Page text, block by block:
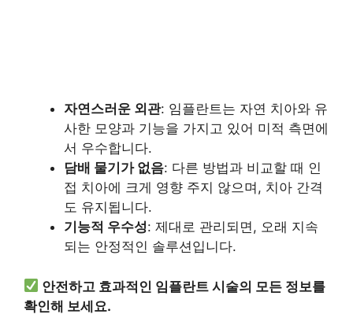
자연스러운 외관: 임플란트는 자연 치아와 유
사한 모양과 기능을 가지고 있어 미적 측면에
서 우수합니다.
담배 물기가 없음: 다른 방법과 비교할 때 인
접 치아에 크게 영향 주지 않으며, 치아 간격
도 유지됩니다.
기능적 우수성: 제대로 관리되면, 오래 지속
되는 안정적인 솔루션입니다.
안전하고 효과적인 임플란트 시술의 모든 정보를
확인해 보세요.